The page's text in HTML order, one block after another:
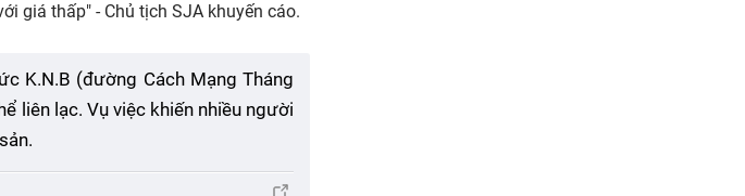
giá thấp" - Chủ tịch SJA khuyến cáo.
K.N.B (đường Cách Mạng Tháng
liên lạc. Vụ việc khiến nhiều người